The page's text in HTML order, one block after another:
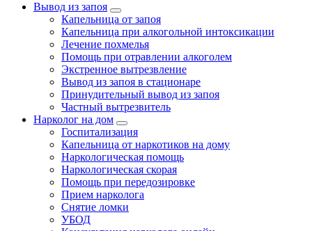
Вывод из запоя
Капельница от запоя
Капельница при алкогольной интоксикации
Лечение похмелья
Помощь при отравлении алкоголем
Экстренное вытрезвление
Вывод из запоя в стационаре
Принудительный вывод из запоя
Частный вытрезвитель
Нарколог на дом
Госпитализация
Капельница от наркотиков на дому
Наркологическая помощь
Наркологическая скорая
Помощь при передозировке
Прием нарколога
Снятие ломки
УБОД